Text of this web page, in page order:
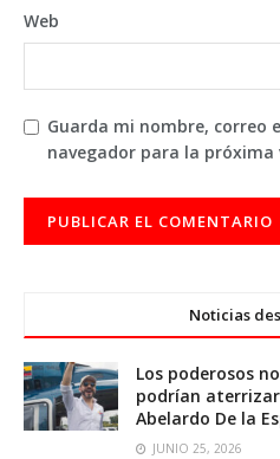
Web
Guarda mi nombre, correo
navegador para la próxima
Noticias
Los poderosos
podrían
Abelardo De la
JUNIO 25, 2026